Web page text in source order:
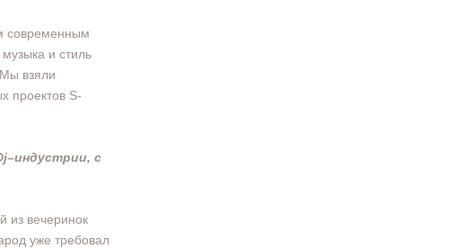
современным
и стиль
взяли
проектов S-
с
из вечеринок
уже требовал